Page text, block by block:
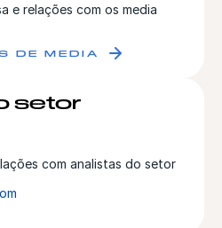
e relações com os media
DE MEDIA
setor
com analistas do setor